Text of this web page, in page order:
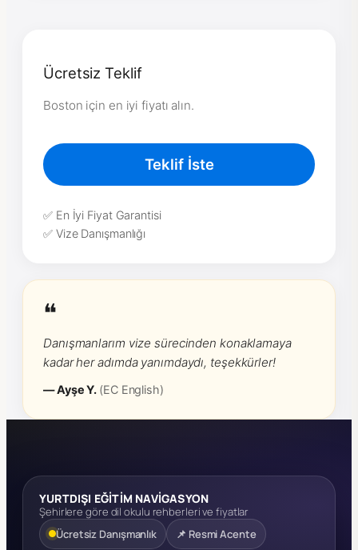
Ücretsiz Teklif
Boston için en iyi fiyatı alın.
Teklif İste
✅ En İyi Fiyat Garantisi
✅ Vize Danışmanlığı
❝
Danışmanlarım vize sürecinden konaklamaya
kadar her adımda yanımdaydı, teşekkürler!
— Ayşe Y. (EC English)
YURTDIŞI EĞİTİM NAVİGASYON
Şehirlere göre dil okulu rehberleri ve fiyatlar
Ücretsiz Danışmanlık
📌 Resmi Acente